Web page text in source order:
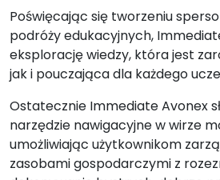
Poświęcając się tworzeniu
podróży edukacyjnych,
eksplorację wiedzy, która jest
jak i pouczająca dla każdego
Ostatecznie Immediate Avonex
narzędzie nawigacyjne w wirze
umożliwiając użytkownikom
zasobami gospodarczymi z